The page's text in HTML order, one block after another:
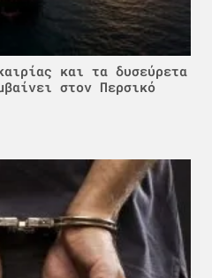
και τα δυσεύρετα
στον Περσικό